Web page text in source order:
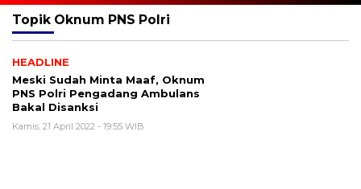
Topik Oknum PNS Polri
HEADLINE
Meski Sudah Minta Maaf, Oknum
PNS Polri Pengadang Ambulans
Bakal Disanksi
Kamis, 21 April 2022 - 19:55 WIB